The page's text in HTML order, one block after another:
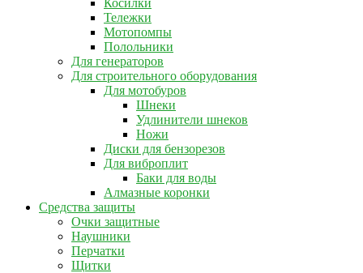
Косилки
Тележки
Мотопомпы
Полольники
Для генераторов
Для строительного оборудования
Для мотобуров
Шнеки
Удлинители шнеков
Ножи
Диски для бензорезов
Для виброплит
Баки для воды
Алмазные коронки
Средства защиты
Очки защитные
Наушники
Перчатки
Щитки